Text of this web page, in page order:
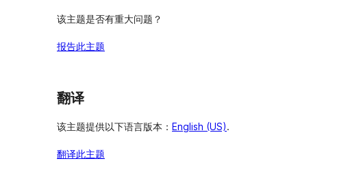
该主题是否有重大问题？
报告此主题
翻译
该主题提供以下语言版本： English (US).
翻译此主题